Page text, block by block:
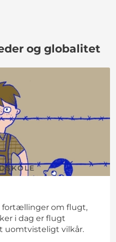
og globalitet
fortællinger om flugt,
i dag er flugt
vilkår.